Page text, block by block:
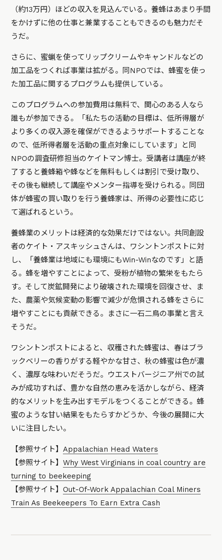
（約13万円）ほどの収入を見込んでいる。養蜂はあまり手間
をかけずに他の仕事と兼業することもできるのも魅力だそ
うだ。
さらに、蜜蝋を使ってリップクリームやキャンドルなどの
加工品をつくれば事業は拡がる。同NPOでは、蜂蜜を使っ
た加工品に関するプログラムも提供している。
このプログラムへの参加費用は無料で、関心のある人なら
誰もが参加できる。「私たちの活動の目標は、低所得層が
より多くの収入源を確保ができるようサポートすることな
ので、低所得者層を活動の重点対象にしています」と同
NPOの調査研修担当のケイトマン博士。受講者は講座が終
了すると養蜂箱や蜂などを無料もしくは割引で受け取り、
その後も継続して講座やメンター指導を受けられる。同団
体が蜂蜜の買い取りを行う養蜂家は、所得の必要性に応じ
て選ばれるという。
養蜂業のメリットは経済的な効果だけではない。共同創設
者のケイト・アスキッシュさんは、ワシントンポストに対
し、「養蜂業は地域にも環境にもWin-Winなのです」と語
る。蜂を増やすことによって、受粉が植物の繁栄をもたら
す。そして炭鉱開発により破壊された環境を回復させ、ま
た、農薬や気候変動の影響で減少が危惧される蜂をさらに
増やすことにも貢献できる。まさに一石二鳥の事業と言え
そうだ。
ワシントンポストによると、収穫された蜂蜜は、春はブラ
ックベリーの香りがする軽やかな甘さ、秋の蜂蜜は色が濃
く、濃厚な味わいだそうだ。ウエストバージニア州での試
みが成功すれば、豊かな自然の恵みを活かしながら、経済
的なメリットを生み出すモデルをつくることができる。蜂
蜜のような甘い結果をもたらすかどうか、今後の展開に大
いに注目したい。
【参照サイト】Appalachian Head Waters
【参照サイト】Why West Virginians in coal country are
turning to beekeeping
【参照サイト】Out-Of-Work Appalachian Coal Miners
Train As Beekeepers To Earn Extra Cash